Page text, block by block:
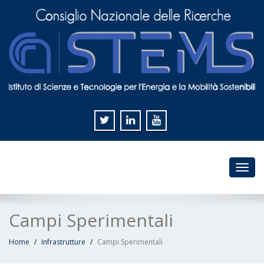
Campi Sperimentali
Home Infrastrutture Campi Sperimentali